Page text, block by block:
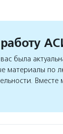
была
материалы по
Вместе